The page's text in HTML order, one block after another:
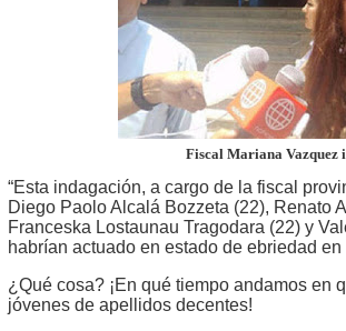
Fiscal Mariana Vazquez
“Esta indagación, a cargo de la fiscal
Diego Paolo Alcalá Bozzeta (22), Renato
Franceska Lostaunau Tragodara (22) y
habrían actuado en estado de ebriedad
¿Qué cosa? ¡En qué tiempo andamos en
jóvenes de apellidos decentes!